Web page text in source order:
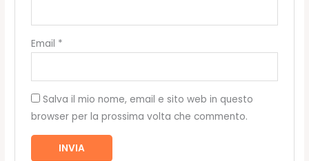
Email *
Salva il mio nome, email e sito web in questo
browser per la prossima volta che commento.